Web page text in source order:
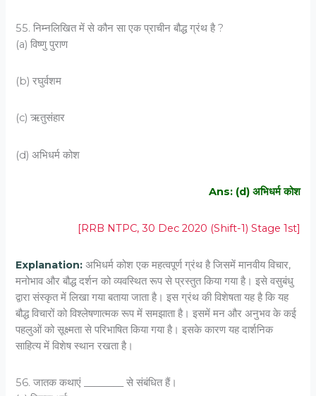
55. निम्नलिखित में से कौन सा एक प्राचीन बौद्ध ग्रंथ है ?
(a) विष्णु पुराण
(b) रघुर्वशम
(c) ऋतुसंहार
(d) अभिधर्म कोश
Ans: (d) अभिधर्म कोश
[RRB NTPC, 30 Dec 2020 (Shift-1) Stage 1st]
Explanation:अभिधर्म कोश एक महत्वपूर्ण ग्रंथ है जिसमें मानवीय विचार,
मनोभाव और बौद्ध दर्शन को व्यवस्थित रूप से प्रस्तुत किया गया है। इसे वसुबंधु
द्वारा संस्कृत में लिखा गया बताया जाता है। इस ग्रंथ की विशेषता यह है कि यह
बौद्ध विचारों को विश्लेषणात्मक रूप में समझाता है। इसमें मन और अनुभव के कई
पहलुओं को सूक्ष्मता से परिभाषित किया गया है। इसके कारण यह दार्शनिक
साहित्य में विशेष स्थान रखता है।
56. जातक कथाएं ________ से संबंधित हैं।